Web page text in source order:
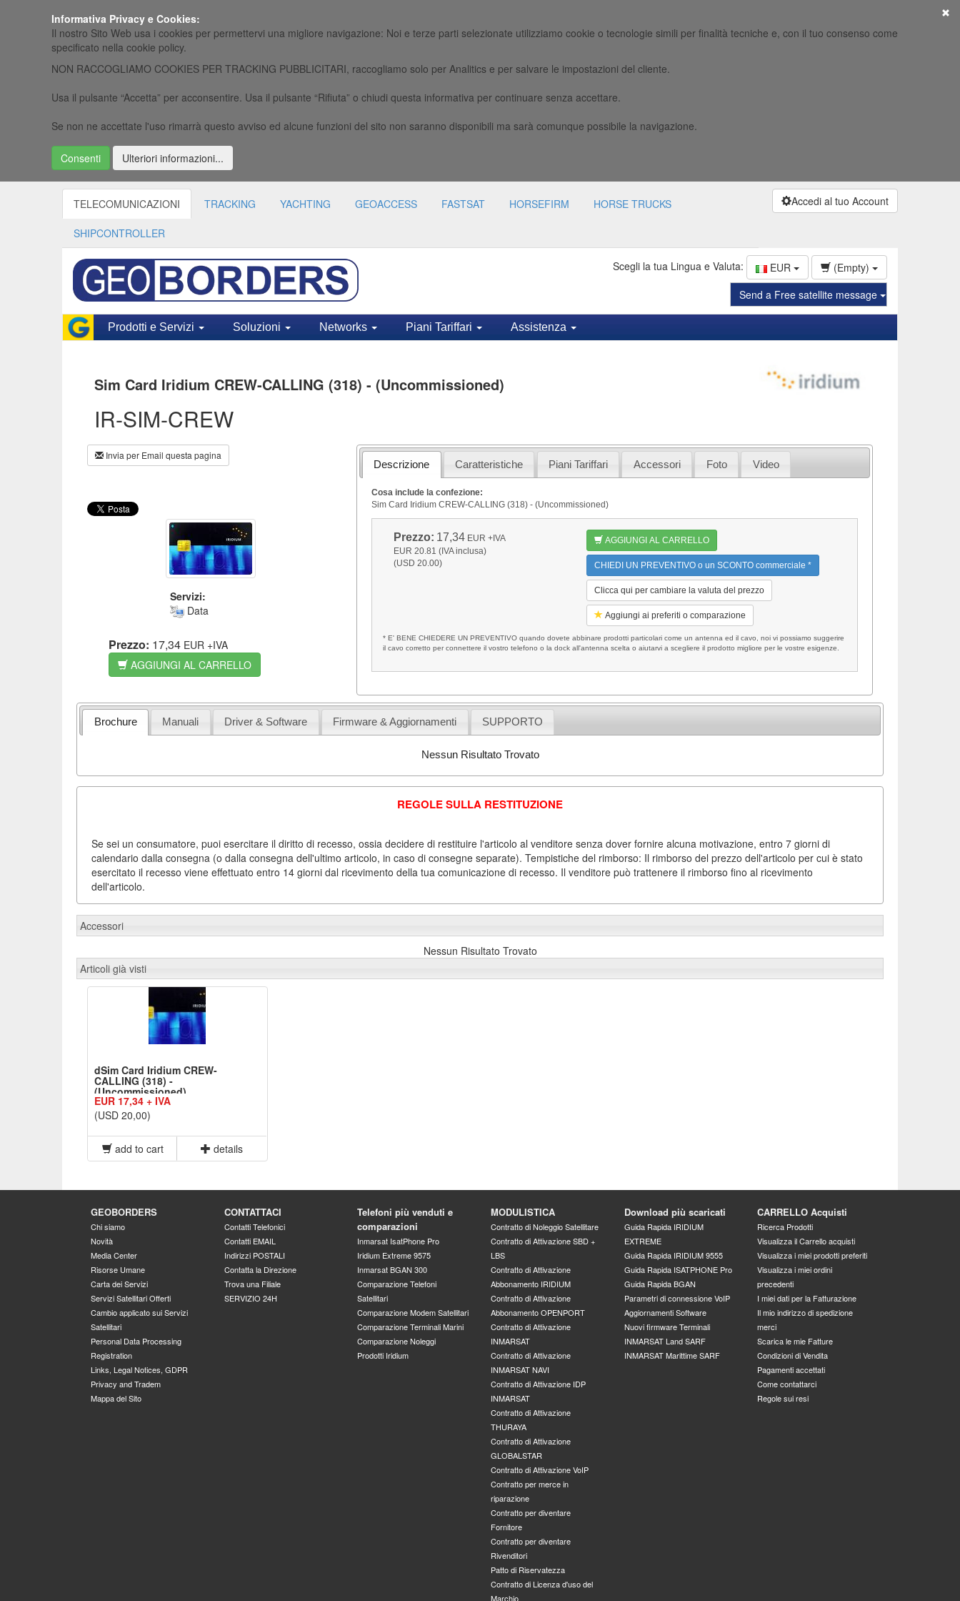
Informativa Privacy e Cookies:
Il nostro Sito Web usa i cookies per permettervi una migliore navigazione: Noi e terze parti selezionate utilizziamo cookie o tecnologie simili per finalità tecniche e, con il tuo consenso come
specificato nella cookie policy.
NON RACCOGLIAMO COOKIES PER TRACKING PUBBLICITARI, raccogliamo solo per Analitics e per salvare le impostazioni del cliente.
Usa il pulsante “Accetta” per acconsentire. Usa il pulsante “Rifiuta” o chiudi questa informativa per continuare senza accettare.
Se non ne accettate l'uso rimarrà questo avviso ed alcune funzioni del sito non saranno disponibili ma sarà comunque possibile la navigazione.
Consenti Ulteriori informazioni...
TELECOMUNICAZIONI TRACKING YACHTING GEOACCESS FASTSAT HORSEFIRM HORSE TRUCKS
SHIPCONTROLLER
Accedi al tuo Account
Scegli la tua Lingua e Valuta: EUR
(Empty)
Send a Free satellite message
Prodotti e Servizi Soluzioni Networks Piani Tariffari Assistenza
Sim Card Iridium CREW-CALLING (318) - (Uncommissioned)
IR-SIM-CREW
Invia per Email questa pagina
Servizi:
Data
Prezzo: 17,34 EUR +IVA
AGGIUNGI AL CARRELLO
Descrizione Caratteristiche Piani Tariffari Accessori Foto Video
Cosa include la confezione:
Sim Card Iridium CREW-CALLING (318) - (Uncommissioned)
Prezzo: 17,34 EUR +IVA
EUR 20.81 (IVA inclusa)
(USD 20.00)
AGGIUNGI AL CARRELLO
CHIEDI UN PREVENTIVO o un SCONTO commerciale *
Clicca qui per cambiare la valuta del prezzo
Aggiungi ai preferiti o comparazione
* E' BENE CHIEDERE UN PREVENTIVO quando dovete abbinare prodotti particolari come un antenna ed il cavo, noi vi possiamo suggerire
il cavo corretto per connettere il vostro telefono o la dock all'antenna scelta o aiutarvi a scegliere il prodotto migliore per le vostre esigenze.
Brochure Manuali Driver & Software Firmware & Aggiornamenti SUPPORTO
Nessun Risultato Trovato
REGOLE SULLA RESTITUZIONE
Se sei un consumatore, puoi esercitare il diritto di recesso, ossia decidere di restituire l'articolo al venditore senza dover fornire alcuna motivazione, entro 7 giorni di
calendario dalla consegna (o dalla consegna dell'ultimo articolo, in caso di consegne separate). Tempistiche del rimborso: Il rimborso del prezzo dell'articolo per cui è stato
esercitato il recesso viene effettuato entro 14 giorni dal ricevimento della tua comunicazione di recesso. Il venditore può trattenere il rimborso fino al ricevimento
dell'articolo.
Accessori
Nessun Risultato Trovato
Articoli già visti
dSim Card Iridium CREW-
CALLING (318) -
(Uncommissioned)
EUR 17,34 + IVA
(USD 20,00)
add to cart details
GEOBORDERS
Chi siamo
Novità
Media Center
Risorse Umane
Carta dei Servizi
Servizi Satellitari Offerti
Cambio applicato sui Servizi
Satellitari
Personal Data Processing
Registration
Links, Legal Notices, GDPR
Privacy and Tradem
Mappa del Sito
CONTATTACI
Contatti Telefonici
Contatti EMAIL
Indirizzi POSTALI
Contatta la Direzione
Trova una Filiale
SERVIZIO 24H
Telefoni più venduti e
comparazioni
Inmarsat IsatPhone Pro
Iridium Extreme 9575
Inmarsat BGAN 300
Comparazione Telefoni
Satellitari
Comparazione Modem Satellitari
Comparazione Terminali Marini
Comparazione Noleggi
Prodotti Iridium
MODULISTICA
Contratto di Noleggio Satellitare
Contratto di Attivazione SBD +
LBS
Contratto di Attivazione
Abbonamento IRIDIUM
Contratto di Attivazione
Abbonamento OPENPORT
Contratto di Attivazione
INMARSAT
Contratto di Attivazione
INMARSAT NAVI
Contratto di Attivazione IDP
INMARSAT
Contratto di Attivazione
THURAYA
Contratto di Attivazione
GLOBALSTAR
Contratto di Attivazione VoIP
Contratto per merce in
riparazione
Contratto per diventare
Fornitore
Contratto per diventare
Rivenditori
Patto di Riservatezza
Contratto di Licenza d'uso del
Marchio
Download più scaricati
Guida Rapida IRIDIUM
EXTREME
Guida Rapida IRIDIUM 9555
Guida Rapida ISATPHONE Pro
Guida Rapida BGAN
Parametri di connessione VoIP
Aggiornamenti Software
Nuovi firmware Terminali
INMARSAT Land SARF
INMARSAT Marittime SARF
CARRELLO Acquisti
Ricerca Prodotti
Visualizza il Carrello acquisti
Visualizza i miei prodotti preferiti
Visualizza i miei ordini
precedenti
I miei dati per la Fatturazione
Il mio indirizzo di spedizione
merci
Scarica le mie Fatture
Condizioni di Vendita
Pagamenti accettati
Come contattarci
Regole sui resi